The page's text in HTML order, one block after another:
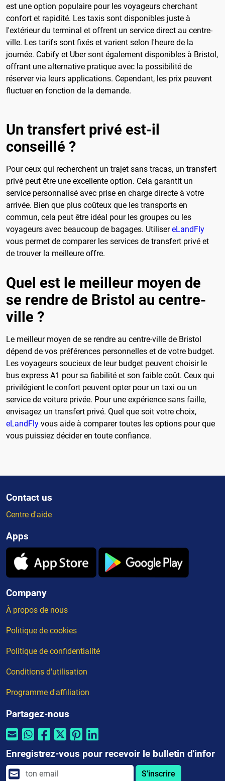
est une option populaire pour les voyageurs cherchant
confort et rapidité. Les taxis sont disponibles juste à
l'extérieur du terminal et offrent un service direct au centre-
ville. Les tarifs sont fixés et varient selon l'heure de la
journée. Cabify et Uber sont également disponibles à Bristol,
offrant une alternative pratique avec la possibilité de
réserver via leurs applications. Cependant, les prix peuvent
fluctuer en fonction de la demande.
Un transfert privé est-il
conseillé ?
Pour ceux qui recherchent un trajet sans tracas, un transfert
privé peut être une excellente option. Cela garantit un
service personnalisé avec prise en charge directe à votre
arrivée. Bien que plus coûteux que les transports en
commun, cela peut être idéal pour les groupes ou les
voyageurs avec beaucoup de bagages. UtilisereLandFly
vous permet de comparer les services de transfert privé et
de trouver la meilleure offre.
Quel est le meilleur moyen de
se rendre de Bristol au centre-
ville ?
Le meilleur moyen de se rendre au centre-ville de Bristol
dépend de vos préférences personnelles et de votre budget.
Les voyageurs soucieux de leur budget peuvent choisir le
bus express A1 pour sa fiabilité et son faible coût. Ceux qui
privilégient le confort peuvent opter pour un taxi ou un
service de voiture privée. Pour une expérience sans faille,
envisagez un transfert privé. Quel que soit votre choix,
eLandFly vous aide à comparer toutes les options pour que
vous puissiez décider en toute confiance.
Contact us
Centre d'aide
Apps
Company
À propos de nous
Politique de cookies
Politique de confidentialité
Conditions d'utilisation
Programme d'affiliation
Partagez-nous
Enregistrez-vous pour recevoir le bulletin d'infor
S'inscrire